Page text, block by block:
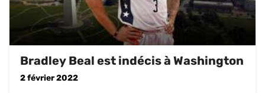
Bradley Beal est indécis à Washington
2 février 2022